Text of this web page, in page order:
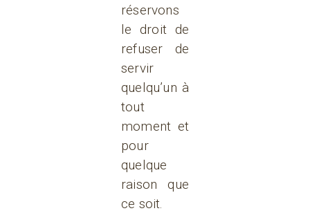
réservons
le droit de
refuser de
servir
quelqu’un à
tout
moment et
pour
quelque
raison que
ce soit.